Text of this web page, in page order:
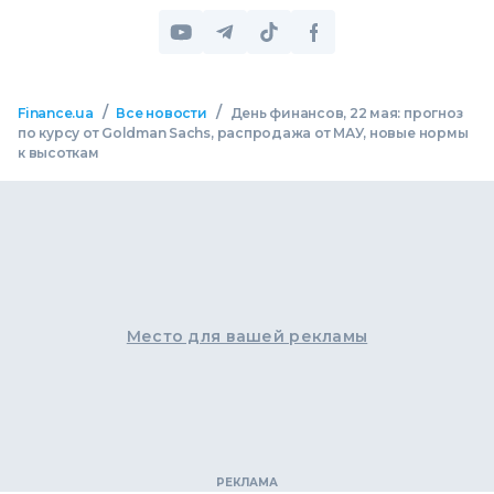
Finance.ua / Все новости /
День финансов, 22 мая: прогноз
по курсу от Goldman Sachs, распродажа от МАУ, новые нормы
к высоткам
Место для вашей рекламы